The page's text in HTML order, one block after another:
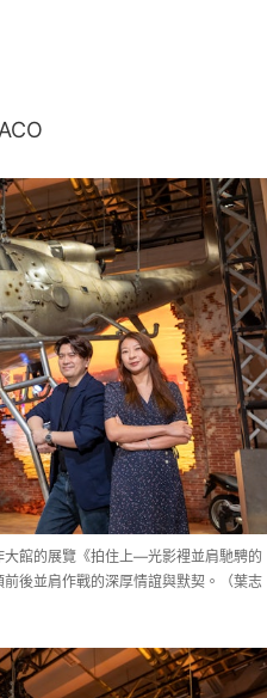
館的展覽《拍住上—光影裡並肩馳騁的
後並肩作戰的深厚情誼與默契。（葉志